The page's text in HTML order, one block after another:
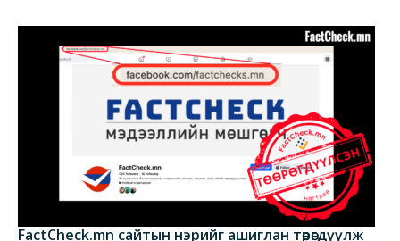
FactCheck.mn сайтын нэрийг ашиглан төөрөгдүүлж